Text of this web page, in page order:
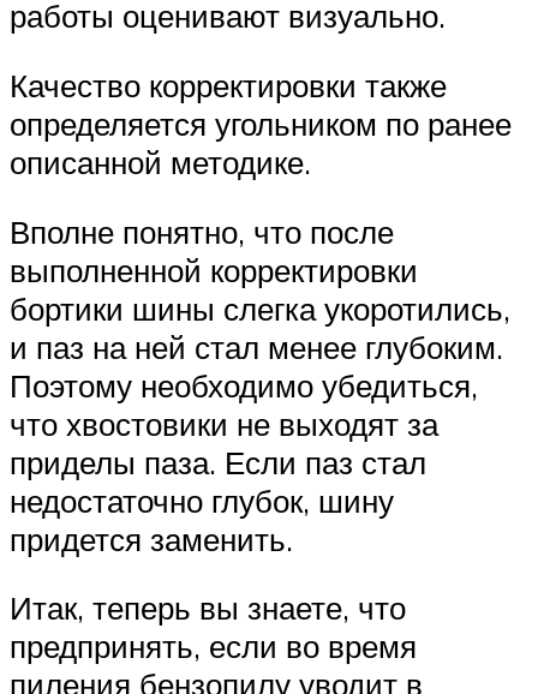
работы оценивают визуально.
Качество корректировки также
определяется угольником по ранее
описанной методике.
Вполне понятно, что после
выполненной корректировки
бортики шины слегка укоротились,
и паз на ней стал менее глубоким.
Поэтому необходимо убедиться,
что хвостовики не выходят за
приделы паза. Если паз стал
недостаточно глубок, шину
придется заменить.
Итак, теперь вы знаете, что
предпринять, если во время
пиления бензопилу уводит в